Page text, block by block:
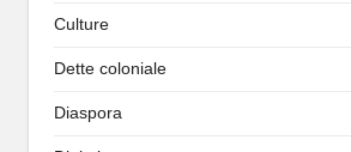
Culture
Dette coloniale
Diaspora